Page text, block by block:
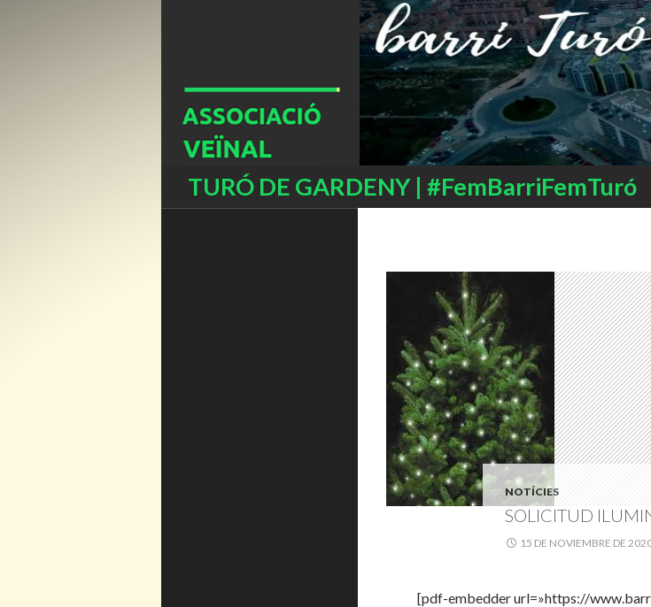
TURÓ DE GARDENY | #FemBarriFemTuró
Buscar
NOTÍCIES
SOLICITUD
15 DE NOVIEMBRE DE
[pdf-embedder url=»https://